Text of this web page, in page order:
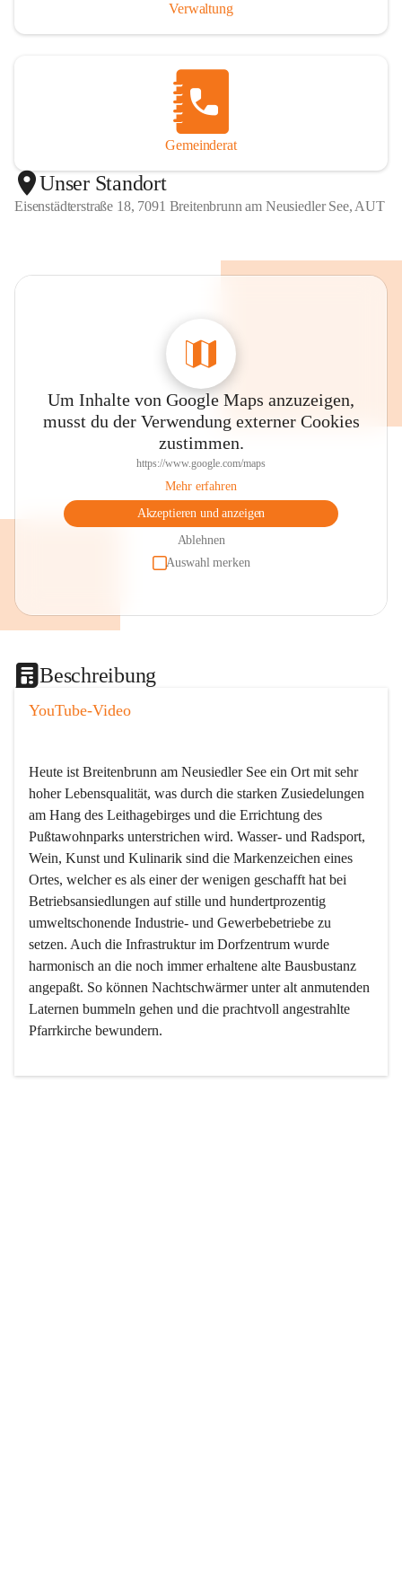
Verwaltung
Gemeinderat
Unser Standort
Eisenstädterstraße 18, 7091 Breitenbrunn am Neusiedler See, AUT
Um Inhalte von Google Maps anzuzeigen,
musst du der Verwendung externer Cookies
zustimmen.
https://www.google.com/maps
Mehr erfahren
Akzeptieren und anzeigen
Ablehnen
Auswahl merken
Beschreibung
YouTube-Video
Heute ist Breitenbrunn am Neusiedler See ein Ort mit sehr
hoher Lebensqualität, was durch die starken Zusiedelungen
am Hang des Leithagebirges und die Errichtung des
Pußtawohnparks unterstrichen wird. Wasser- und Radsport,
Wein, Kunst und Kulinarik sind die Markenzeichen eines
Ortes, welcher es als einer der wenigen geschafft hat bei
Betriebsansiedlungen auf stille und hundertprozentig
umweltschonende Industrie- und Gewerbebetriebe zu
setzen. Auch die Infrastruktur im Dorfzentrum wurde
harmonisch an die noch immer erhaltene alte Bausbustanz
angepaßt. So können Nachtschwärmer unter alt anmutenden
Laternen bummeln gehen und die prachtvoll angestrahlte
Pfarrkirche bewundern.
Der Weinbau dominert heute nicht mehr, ist aber integrativer